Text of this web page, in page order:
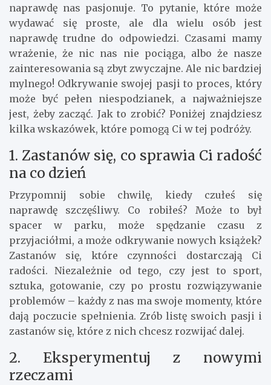
naprawdę nas pasjonuje. To pytanie, które może
wydawać się proste, ale dla wielu osób jest
naprawdę trudne do odpowiedzi. Czasami mamy
wrażenie, że nic nas nie pociąga, albo że nasze
zainteresowania są zbyt zwyczajne. Ale nic bardziej
mylnego! Odkrywanie swojej pasji to proces, który
może być pełen niespodzianek, a najważniejsze
jest, żeby zacząć. Jak to zrobić? Poniżej znajdziesz
kilka wskazówek, które pomogą Ci w tej podróży.
1. Zastanów się, co sprawia Ci radość
na co dzień
Przypomnij sobie chwilę, kiedy czułeś się
naprawdę szczęśliwy. Co robiłeś? Może to był
spacer w parku, może spędzanie czasu z
przyjaciółmi, a może odkrywanie nowych książek?
Zastanów się, które czynności dostarczają Ci
radości. Niezależnie od tego, czy jest to sport,
sztuka, gotowanie, czy po prostu rozwiązywanie
problemów – każdy z nas ma swoje momenty, które
dają poczucie spełnienia. Zrób listę swoich pasji i
zastanów się, które z nich chcesz rozwijać dalej.
2. Eksperymentuj z nowymi
rzeczami